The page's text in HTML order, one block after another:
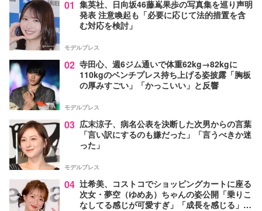
01 集英社、日向坂46藤嶌果歩の写真集を巡り声明
発表 注意喚起も「必要に応じて法的措置を含
む対応を検討」
モデルプレス
02 寺田心、週6ジム通いで体重62kg→82kgに
110kgのベンチプレス持ち上げる姿披露「胸板
の厚みすごい」「かっこいい」と反響
モデルプレス
03 広末涼子、病名公表を決断した次男からの言葉
「言い訳にするのも嫌だった」「言うべきか迷
った」
モデルプレス
04 辻希美、コストコでショッピングカートに座る
次女・夢空（ゆめあ）ちゃんの姿公開「乗りこ
なしてる感じが可愛すぎ」「成長を感じる」の